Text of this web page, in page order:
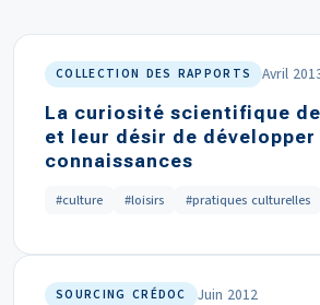
COLLECTION DES RAPPORTS Avril
La curiosité scientifique
et leur désir de développer
connaissances
#culture #loisirs #pratiques culturelles
SOURCING CRÉDOC Juin 2012